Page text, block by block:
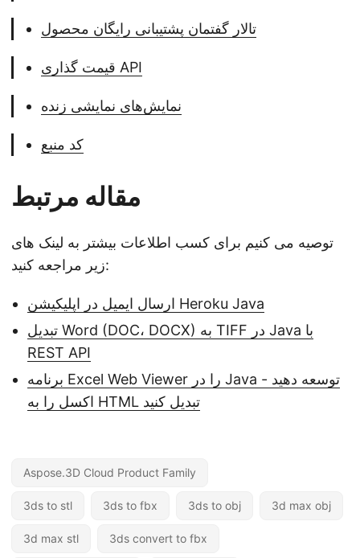
تالار گفتمان پشتیبانی رایگان محصول
قیمت گذاری API
نمایش‌های نمایشی زنده
کد منبع
مقاله مرتبط
توصیه می کنیم برای کسب اطلاعات بیشتر به لینک های
زیر مراجعه کنید:
ارسال ایمیل در اپلیکیشن Heroku Java
تبدیل Word (DOC، DOCX) به TIFF در Java با
REST API
برنامه Excel Web Viewer را در Java توسعه دهید -
اکسل را به HTML تبدیل کنید
Aspose.3D Cloud Product Family
3ds to stl 3ds to fbx 3ds to obj 3d max obj
3d max stl 3ds convert to fbx